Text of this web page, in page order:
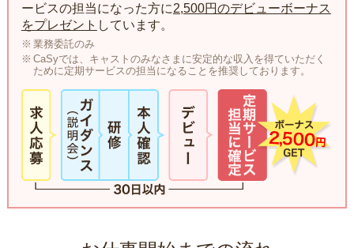
ービスの担当になった方に2,500円のデビューボーナス
をプレゼント しています。
業務委託のみ
CaSyでは、キャストのみなさまに安定的な収入を得ていただく
ために定期サービスの担当になることを推奨しております。